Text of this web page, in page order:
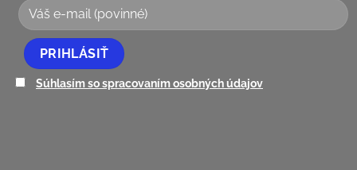
Súhlasím so spracovaním osobných údajov